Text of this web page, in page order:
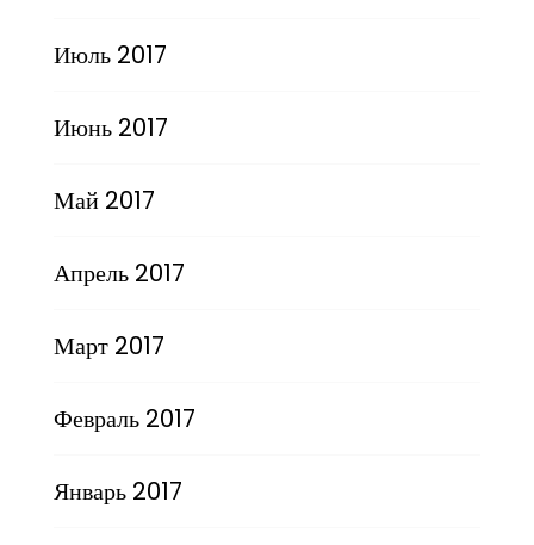
Июль 2017
Июнь 2017
Май 2017
Апрель 2017
Март 2017
Февраль 2017
Январь 2017